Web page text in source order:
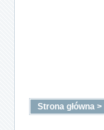
Strona główna >